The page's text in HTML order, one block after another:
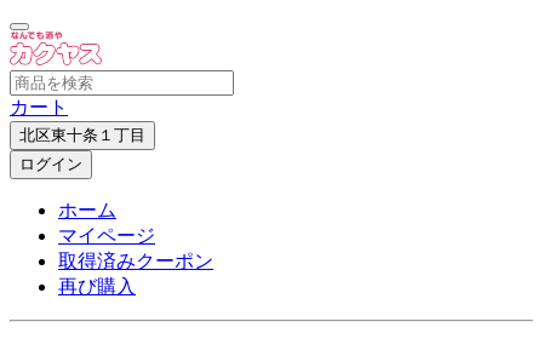
カート
北区東十条１丁目
ログイン
ホーム
マイページ
取得済みクーポン
再び購入